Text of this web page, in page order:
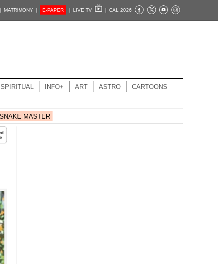
MATRIMONY | E-PAPER | LIVE TV | CAL 2026
SPIRITUAL INFO+ ART ASTRO CARTOONS
MASTER